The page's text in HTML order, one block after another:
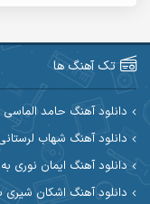
آرین صیادی
آرین مریدی
آوات بوکانی
آیت احمدنژاد
تک آهنگ ها
دانلود آهنگ حامد
دانلود آهنگ شهاب لرستانی
دانلود آهنگ ایمان نوری
دانلود آهنگ اشکان شیری